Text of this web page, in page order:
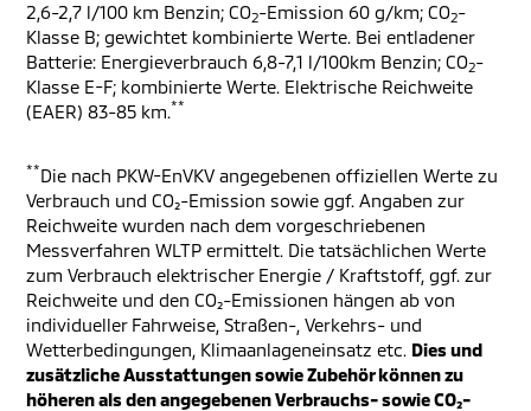
2,6-2,7 l/100 km Benzin; CO2-Emission 60 g/km; CO2-
Klasse B; gewichtet kombinierte Werte. Bei entladener
Batterie: Energieverbrauch 6,8-7,1 l/100km Benzin; CO2-
Klasse E-F; kombinierte Werte. Elektrische Reichweite
(EAER) 83-85 km.**
**Die nach PKW-EnVKV angegebenen offiziellen Werte zu
Verbrauch und CO₂-Emission sowie ggf. Angaben zur
Reichweite wurden nach dem vorgeschriebenen
Messverfahren WLTP ermittelt. Die tatsächlichen Werte
zum Verbrauch elektrischer Energie / Kraftstoff, ggf. zur
Reichweite und den CO₂-Emissionen hängen ab von
individueller Fahrweise, Straßen-, Verkehrs- und
Wetterbedingungen, Klimaanlageneinsatz etc. Dies und
zusätzliche Ausstattungen sowie Zubehör können zu
höheren als den angegebenen Verbrauchs- sowie CO₂-